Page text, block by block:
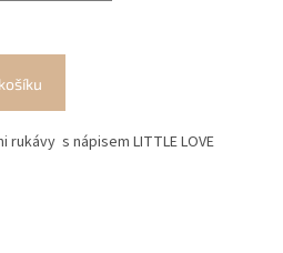
s nápisem LITTLE LOVE